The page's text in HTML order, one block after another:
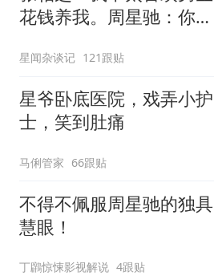
花钱养我。周星驰：你不
星闻杂谈记 121跟贴
星爷卧底医院，戏弄小护
士，笑到肚痛
马俐管家 66跟贴
不得不佩服周星驰的独具
慧眼！
丁鸊惊悚影视解说 4跟贴